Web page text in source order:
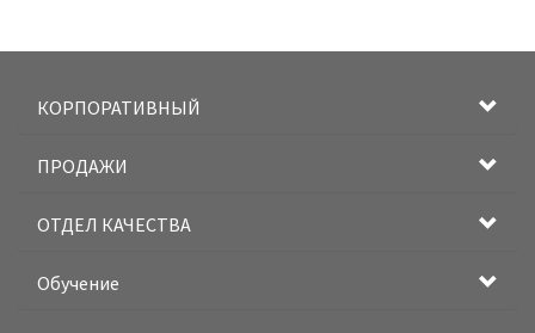
КОРПОРАТИВНЫЙ
ПРОДАЖИ
ОТДЕЛ КАЧЕСТВА
Обучение